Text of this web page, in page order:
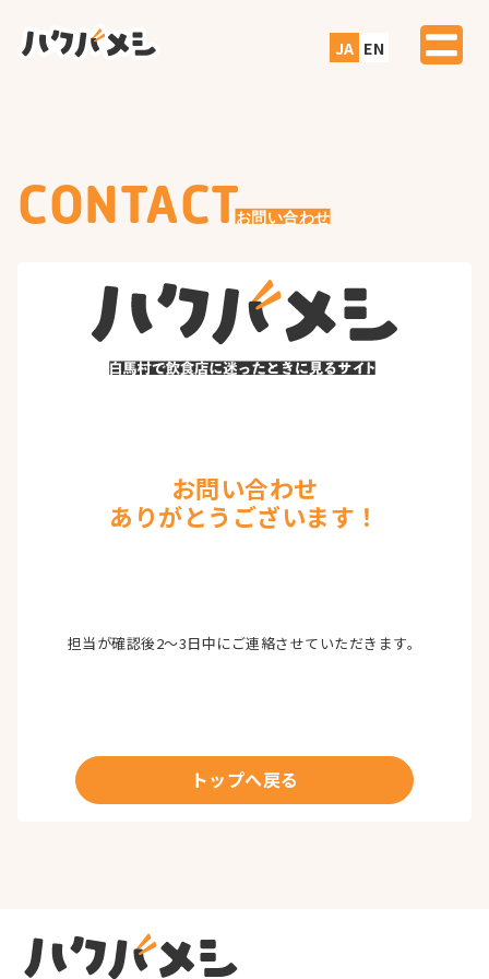
content
CONTACTお問い合わせ
お問い合わせ
ありがとうございます！
担当が確認後2〜3日中にご連絡させて いただき ます。
トップへ戻る